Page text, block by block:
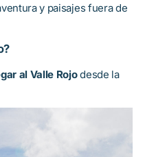
y paisajes fuera de
al Valle Rojodesde la